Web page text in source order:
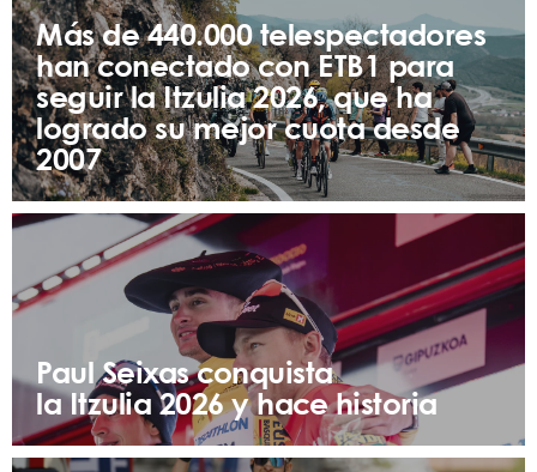
Más de 440.000 telespectadores
han conectado con ETB1 para
seguir la Itzulia 2026, que ha
logrado su mejor cuota desde
2007
Paul Seixas conquista
la Itzulia 2026 y hace historia